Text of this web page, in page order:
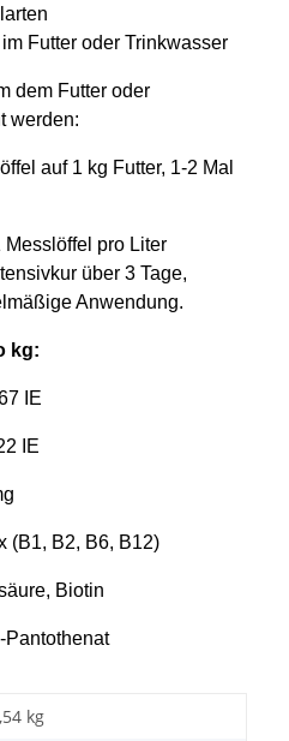
Futter oder Trinkwasser
dem Futter oder
werden:
auf 1 kg Futter, 1-2 Mal
Messlöffel pro Liter
über 3 Tage,
Anwendung.
kg:
IE
IE
(B1, B2, B6, B12)
Biotin
Pantothenat
kg